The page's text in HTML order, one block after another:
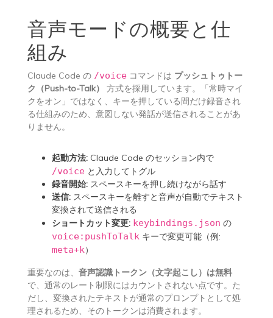
音声モードの概要と仕
組み
Claude Code の /voiceコマンドは プッシュトゥトー
ク（Push-to-Talk）
方式を採用しています。「常時マイ
クをオン」ではなく、キーを押している間だけ録音され
る仕組みのため、意図しない発話が送信されることがあ
りません。
起動方法:Claude Code のセッション内で
/voiceと入力してトグル
録音開始:スペースキーを押し続けながら話す
送信:スペースキーを離すと音声が自動でテキスト
変換されて送信される
ショートカット変更: keybindings.json の
voice:pushToTalk キーで変更可能（例:
meta+k）
重要なのは、 音声認識トークン（文字起こし）は無料
で、通常のレート制限にはカウントされない点です。た
だし、変換されたテキストが通常のプロンプトとして処
理されるため、そのトークンは消費されます。